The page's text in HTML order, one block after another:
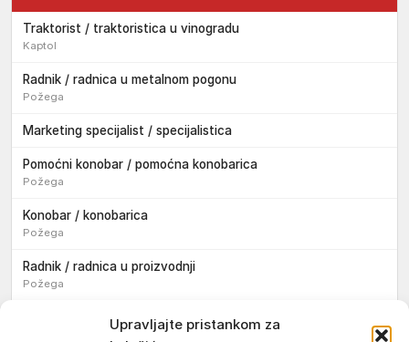
Upravljajte pristankom za
Traktorist / traktoristica u vinogradu
Kaptol
Radnik / radnica u metalnom pogonu
Požega
Marketing specijalist / specijalistica
Pomoćni konobar / pomoćna konobarica
Požega
Konobar / konobarica
Požega
Radnik / radnica u proizvodnji
Požega
Sezonski pomoćni radnik / sezonska pomoćna radnica